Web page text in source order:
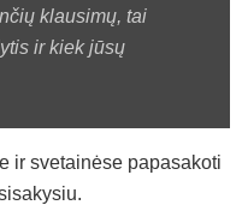
klausimų, tai
ir kiek jūsų
ir svetainėse papasakoti